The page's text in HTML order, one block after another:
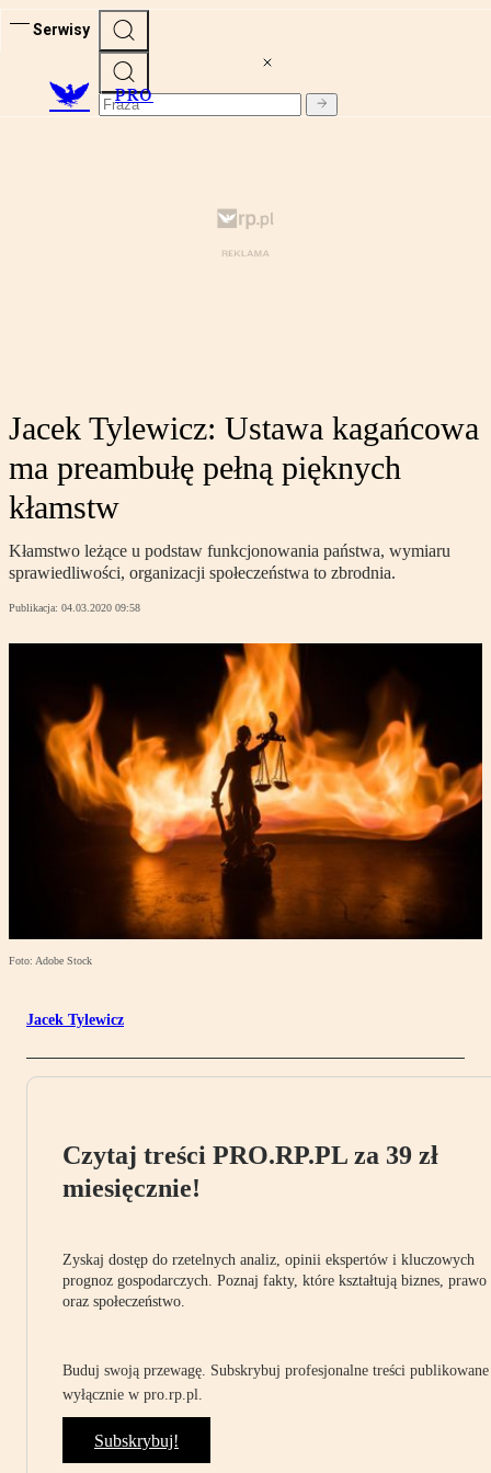
Serwisy
PRO
Jacek Tylewicz: Ustawa kagańcowa
ma preambułę pełną pięknych
kłamstw
Kłamstwo leżące u podstaw funkcjonowania państwa, wymiaru
sprawiedliwości, organizacji społeczeństwa to zbrodnia.
Publikacja: 04.03.2020 09:58
Foto: Adobe Stock
Jacek Tylewicz
Czytaj treści PRO.RP.PL za 39 zł
miesięcznie!
Zyskaj dostęp do rzetelnych analiz, opinii ekspertów i kluczowych
prognoz gospodarczych. Poznaj fakty, które kształtują biznes, prawo
oraz społeczeństwo.
Buduj swoją przewagę. Subskrybuj profesjonalne treści publikowane
wyłącznie w pro.rp.pl.
Subskrybuj!